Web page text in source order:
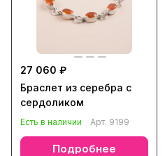
27 060 ₽
Браслет из серебра с
сердоликом
Есть в наличии Арт. 9199
Подробнее